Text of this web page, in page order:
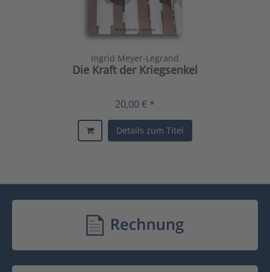
Ingrid Meyer-Legrand
Die Kraft der Kriegsenkel
20,00 € *
Details zum Titel